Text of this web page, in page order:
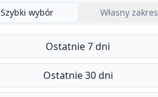
Szybki wybór Własny zakres
Ostatnie 7 dni
Ostatnie 30 dni